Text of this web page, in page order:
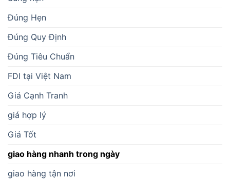
Đúng Hẹn
Đúng Quy Định
Đúng Tiêu Chuẩn
FDI tại Việt Nam
Giá Cạnh Tranh
giá hợp lý
Giá Tốt
giao hàng nhanh trong ngày
giao hàng tận nơi